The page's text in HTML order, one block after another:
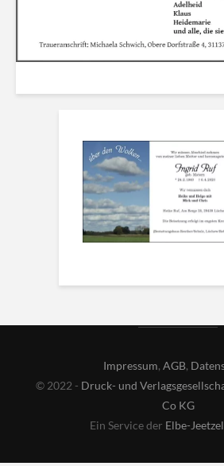
Impressum, AGB,
© 2022 - Druck- und
Co KG
Ein Service der Elbe-